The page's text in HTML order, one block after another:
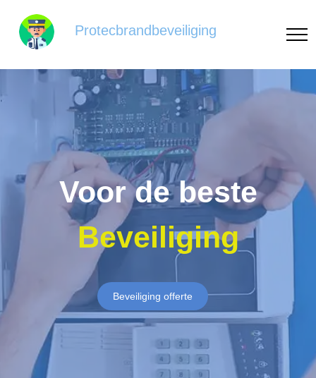
Protecbrandbeveiliging
Voor de beste
Beveiliging
Beveiliging offerte